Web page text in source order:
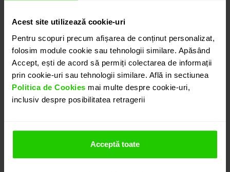
Acest site utilizează cookie-uri
Pentru scopuri precum afișarea de conținut personalizat,
folosim module cookie sau tehnologii similare. Apăsând
Accept, ești de acord să permiți colectarea de informații
prin cookie-uri sau tehnologii similare. Află in sectiunea
Politica de Cookies mai multe despre cookie-uri,
inclusiv despre posibilitatea retragerii
Acceptă toate
DETALII
PANDANTIV UNA
Cu un design minimalist, Pandantivul CASIANI UNA
Modele complementare acestui produs puteti